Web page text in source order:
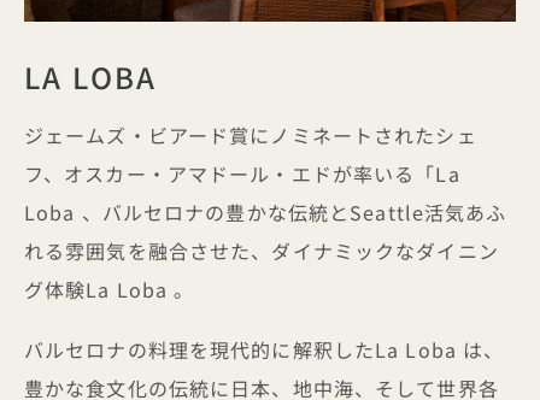
LA LOBA
ジェームズ・ビアード賞にノミネートされたシェ
フ、オスカー・アマドール・エドが率いる「La
Loba 、バルセロナの豊かな伝統とSeattle活気あふ
れる雰囲気を融合させた、ダイナミックなダイニン
グ体験La Loba 。
バルセロナの料理を現代的に解釈したLa Loba は、
豊かな食文化の伝統に日本、地中海、そして世界各